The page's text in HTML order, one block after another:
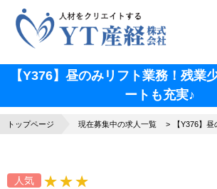
【Y376】昼のみリフト業務！残業
ートも充実♪
トップページ 現在募集中の求人一覧 【Y376】
人気